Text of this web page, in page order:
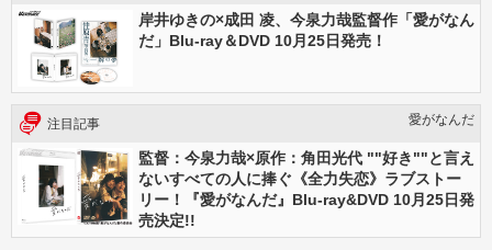
岸井ゆきの×成田 凌、今泉力哉監督作「愛がなん
だ」Blu-ray＆DVD 10月25日発売！
注目記事 愛がなんだ
監督：今泉力哉×原作：角田光代 ""好き""と言え
ないすべての人に捧ぐ《全力失恋》ラブストー
リー！『愛がなんだ』Blu-ray&DVD 10月25日発
売決定!!